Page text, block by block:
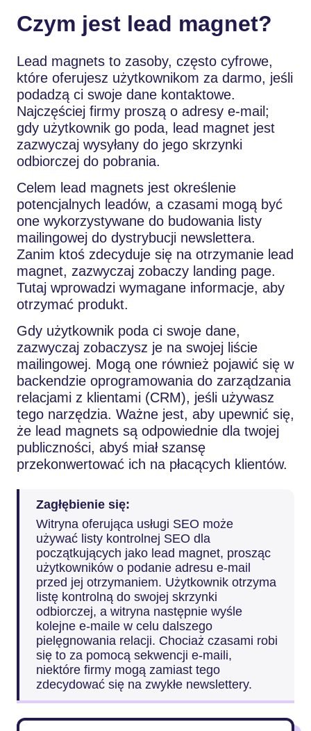
Czym jest lead magnet?
Lead magnets to zasoby, często cyfrowe,
które oferujesz użytkownikom za darmo, jeśli
podadzą ci swoje dane kontaktowe.
Najczęściej firmy proszą o adresy e-mail;
gdy użytkownik go poda, lead magnet jest
zazwyczaj wysyłany do jego skrzynki
odbiorczej do pobrania.
Celem lead magnets jest określenie
potencjalnych leadów, a czasami mogą być
one wykorzystywane do budowania listy
mailingowej do dystrybucji newslettera.
Zanim ktoś zdecyduje się na otrzymanie lead
magnet, zazwyczaj zobaczy landing page.
Tutaj wprowadzi wymagane informacje, aby
otrzymać produkt.
Gdy użytkownik poda ci swoje dane,
zazwyczaj zobaczysz je na swojej liście
mailingowej. Mogą one również pojawić się w
backendzie oprogramowania do zarządzania
relacjami z klientami (CRM), jeśli używasz
tego narzędzia. Ważne jest, aby upewnić się,
że lead magnets są odpowiednie dla twojej
publiczności, abyś miał szansę
przekonwertować ich na płacących klientów.
Zagłębienie się:
Witryna oferująca usługi SEO może
używać listy kontrolnej SEO dla
początkujących jako lead magnet, prosząc
użytkowników o podanie adresu e-mail
przed jej otrzymaniem. Użytkownik otrzyma
listę kontrolną do swojej skrzynki
odbiorczej, a witryna następnie wyśle
kolejne e-maile w celu dalszego
pielęgnowania relacji. Chociaż czasami robi
się to za pomocą sekwencji e-maili,
niektóre firmy mogą zamiast tego
zdecydować się na zwykłe newslettery.